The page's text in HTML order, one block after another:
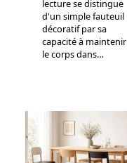
lecture se distingue
d'un simple fauteuil
décoratif par sa
capacité à maintenir
le corps dans…